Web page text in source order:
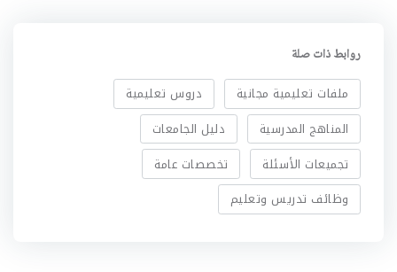
روابط ذات صلة
ملفات تعليمية مجانية
دروس تعليمية
المناهج المدرسية
دليل الجامعات
تجميعات الأسئلة
تخصصات عامة
وظائف تدريس وتعليم